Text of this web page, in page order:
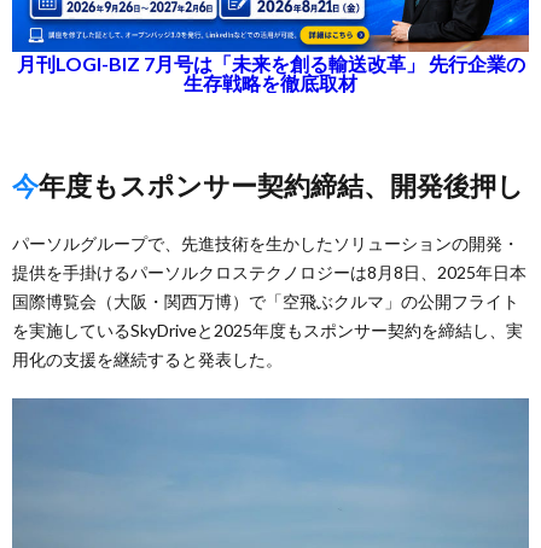
月刊LOGI-BIZ 7月号は「未来を創る輸送改革」 先行企業の
生存戦略を徹底取材
今年度もスポンサー契約締結、開発後押し
パーソルグループで、先進技術を生かしたソリューションの開発・
提供を手掛けるパーソルクロステクノロジーは8月8日、2025年日本
国際博覧会（大阪・関西万博）で「空飛ぶクルマ」の公開フライト
を実施しているSkyDriveと2025年度もスポンサー契約を締結し、実
用化の支援を継続すると発表した。